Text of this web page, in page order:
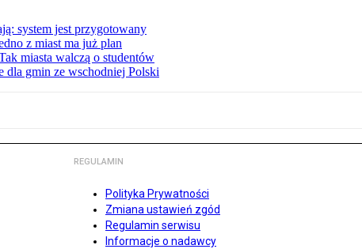
system jest przygotowany
z miast ma już plan
miasta walczą o studentów
dla gmin ze wschodniej Polski
REGULAMIN
Polityka Prywatności
Zmiana ustawień zgód
Regulamin serwisu
Informacje o nadawcy